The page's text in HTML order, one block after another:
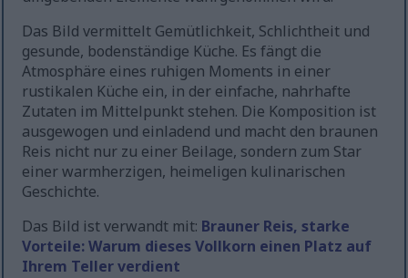
Das Bild vermittelt Gemütlichkeit, Schlichtheit und
gesunde, bodenständige Küche. Es fängt die
Atmosphäre eines ruhigen Moments in einer
rustikalen Küche ein, in der einfache, nahrhafte
Zutaten im Mittelpunkt stehen. Die Komposition ist
ausgewogen und einladend und macht den braunen
Reis nicht nur zu einer Beilage, sondern zum Star
einer warmherzigen, heimeligen kulinarischen
Geschichte.
Das Bild ist verwandt mit: Brauner Reis, starke
Vorteile: Warum dieses Vollkorn einen Platz auf
Ihrem Teller verdient